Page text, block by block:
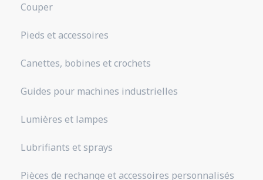
Couper
Pieds et accessoires
Canettes, bobines et crochets
Guides pour machines industrielles
Lumières et lampes
Lubrifiants et sprays
Pièces de rechange et accessoires personnalisés